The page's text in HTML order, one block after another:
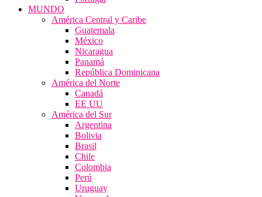
MUNDO
América Central y Caribe
Guatemala
México
Nicaragua
Panamá
República Dominicana
América del Norte
Canadá
EE UU
América del Sur
Argentina
Bolivia
Brasil
Chile
Colombia
Perú
Uruguay